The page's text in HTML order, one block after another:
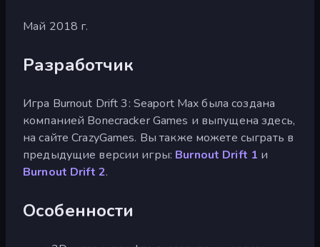
Май 2018 г.
Разработчик
Игра Burnout Drift 3: Seaport Max была создана
компанией Bonecracker Games и выпущена здесь,
на сайте CrazyGames. Вы также можете сыграть в
предыдущие версии игры: Burnout Drift 1 и
Burnout Drift 2.
Особенности